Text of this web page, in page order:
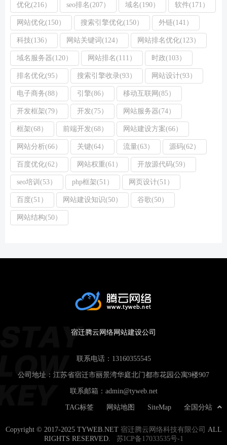
优化(216） seo排名(207） 域名(190） 软件(171）
网站优化(150） 搜索引擎优化(150） 外链(141）
科技(136） 网站关键词(124） 网站排名优化(123）
域名服务器(120） 网站排名(111） 时政(103）
排名优化(95） 搜索引擎收录(93） 网站设计(93）
电子商务(88） 引擎(86） 移动互联网(85）
开发框架(79） 开发(75） 网站服务器(74）
框架(68） 前端开发(68） 网站建设方案(66）
网站分析(66） 关键(64） 流量(63） 源码(62）
百度优化(62） 网站权重(61） 开放源代码(59）
seo培训(53） php框架(51） 网页设计(51）
百度(51） 网站建设知识(50） 谷歌(50）
网站结构(50）
宿迁腾云网络网站建设公司
联系电话： 13160355545
公司地址：江苏省宿迁市丽景湾华庭北门都市花园公寓9楼907
联系邮箱： admin@tyweb.net
全国分站
SiteMap
网站地图
TAG标签
Copyright © 2017-2025 TYWEB.NET 宿迁腾云网络科技有限公司 ALL
RIGHTS RESERVED. 苏ICP备17033535号-1